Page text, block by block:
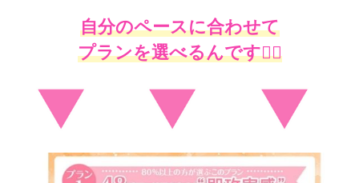
自分のペースに合わせて
プランを選べるんです🙆‍♀